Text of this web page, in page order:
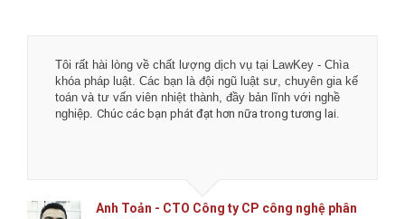
Tôi rất hài lòng về chất lượng dịch vụ tại LawKey - Chìa
khóa pháp luật. Các bạn là đội ngũ luật sư, chuyên gia kế
toán và tư vấn viên nhiệt thành, đầy bản lĩnh với nghề
nghiệp.Chúc các bạn phát đạt hơn nữa trong tương lai.
Anh Toản - CTO Công ty CP công nghệ phân